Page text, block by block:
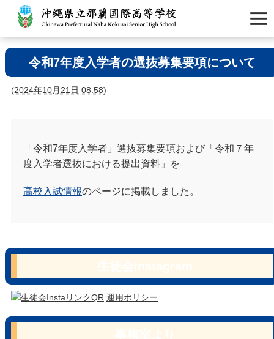
令和7年度入学者の選抜募集要項について
(2024年10月21日 08:58)
「令和7年度入学者」選抜募集要項および「令和７年
度入学者選抜における提出資料」を
高校入試情報のページに掲載しました。
運用ポリシー